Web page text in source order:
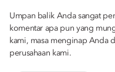
Umpan balik Anda sangat
komentar apa pun yang
kami, masa menginap Anda
perusahaan kami.